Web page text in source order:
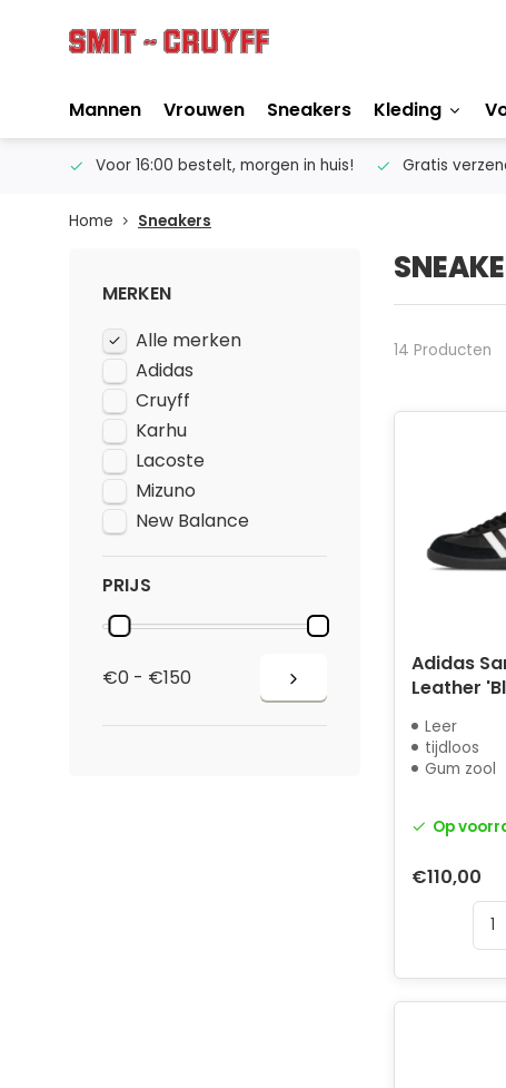
Mannen Vrouwen Sneakers Kleding
Voor 16:00 bestelt, morgen in huis! Gratis
Home Sneakers
MERKEN
Alle merken
Adidas
Cruyff
Karhu
Lacoste
Mizuno
New Balance
PRIJS
€0 - €150
14 Producten
Adidas
Leather
Leer
tijdloos
Gum zool
Op
€110,00